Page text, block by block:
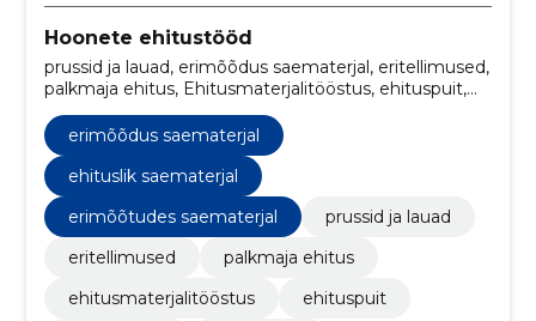
Hoonete ehitustööd
prussid ja lauad, erimõõdus saematerjal, eritellimused,
palkmaja ehitus, Ehitusmaterjalitööstus, ehituspuit,
ja lauad
erimõõdus saematerjal
ehituslik saematerjal
erimõõtudes saematerjal
prussid ja lauad
eritellimused
palkmaja ehitus
ehitusmaterjalitööstus
ehituspuit